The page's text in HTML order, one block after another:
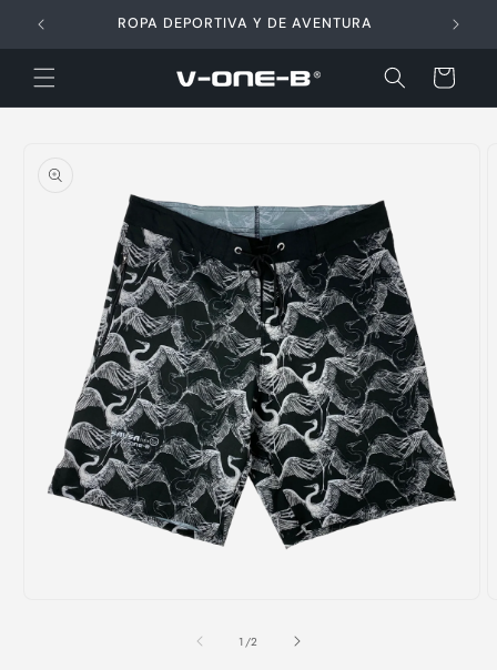
directamente
al contenido
ROPA DEPORTIVA Y DE AVENTURA
Carrito
información
1 /de
2